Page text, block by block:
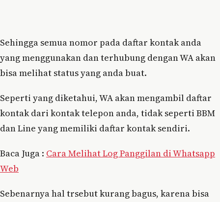
Sehingga semua nomor pada daftar kontak anda
yang menggunakan dan terhubung dengan WA akan
bisa melihat status yang anda buat.
Seperti yang diketahui, WA akan mengambil daftar
kontak dari kontak telepon anda, tidak seperti BBM
dan Line yang memiliki daftar kontak sendiri.
Baca Juga : Cara Melihat Log Panggilan di Whatsapp
Web
Sebenarnya hal trsebut kurang bagus, karena bisa